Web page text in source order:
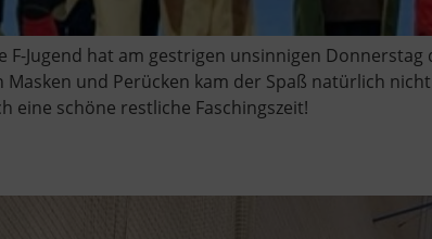
Jugend hat am gestrigen unsinnigen
und Perücken kam der Spaß natürlich
eine schöne restliche Faschingszeit!